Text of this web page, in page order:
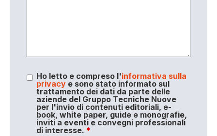
Ho letto e compreso l'informativa sulla
privacye sono stato informato sul
trattamento dei dati da parte delle
aziende del Gruppo Tecniche Nuove
per l'invio di contenuti editoriali, e-
book, white paper, guide e monografie,
inviti a eventi e convegni professionali
di interesse. *